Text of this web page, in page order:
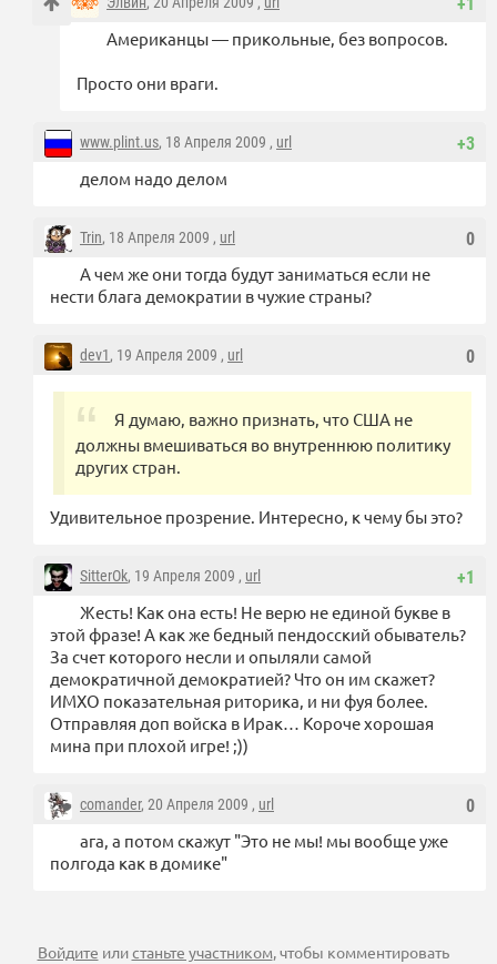
+1
Американцы — прикольные, без вопросов.
Просто они враги.
+3
www.plint.us, 18 Апреля 2009 , url
делом надо делом
0
Trin, 18 Апреля 2009 , url
А чем же они тогда будут заниматься если не
нести блага демократии в чужие страны?
0
dev1, 19 Апреля 2009 , url
Я думаю, важно признать, что США не
должны вмешиваться во внутреннюю политику
других стран.
Удивительное прозрение. Интересно, к чему бы это?
+1
SitterOk, 19 Апреля 2009 , url
Жесть! Как она есть! Не верю не единой букве в
этой фразе! А как же бедный пендосский обыватель?
За счет которого несли и опыляли самой
демократичной демократией? Что он им скажет?
ИМХО показательная риторика, и ни фуя более.
Отправляя доп войска в Ирак… Короче хорошая
мина при плохой игре! ;))
0
comander, 20 Апреля 2009 , url
ага, а потом скажут "Это не мы! мы вообще уже
полгода как в домике"
Войдите илистаньте участником, чтобы комментировать